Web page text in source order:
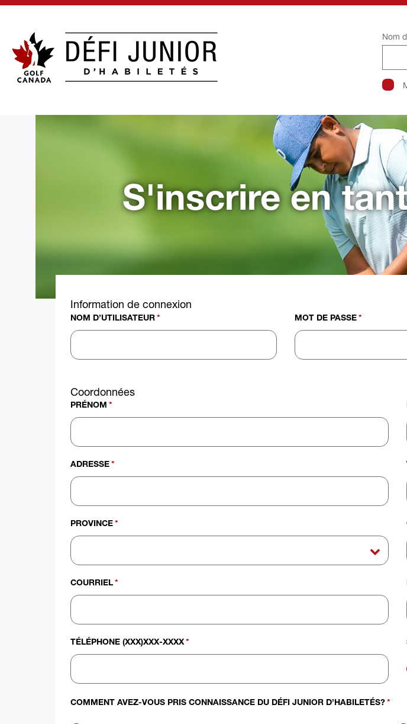
Nom
S'inscrire en
Information de connexion
NOM D’UTILISATEUR * MOT DE PASSE *
Coordonnées
PRÉNOM *
ADRESSE *
PROVINCE *
COURRIEL *
TÉLÉPHONE (XXX)XXX-XXXX *
COMMENT AVEZ-VOUS PRIS CONNAISSANCE DU DÉFI JUNIOR D’HABILETÉS? *